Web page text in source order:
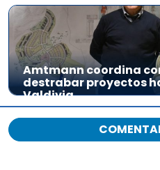
Amtmann coordina
destrabar proyectos
Valdivia